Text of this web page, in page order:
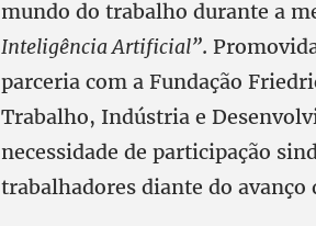
mundo do trabalho durante a
Inteligência Artificial”.
parceria com a Fundação
Trabalho, Indústria e
necessidade de participação
trabalhadores diante do avanço